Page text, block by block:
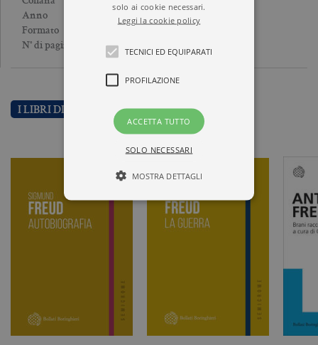
Anno 2012
Formato Brossura
N° di pagine
I LIBRI DI SIGMUND FREUD
solo ai cookie necessari.
Leggi la cookie policy
TECNICI ED EQUIPARATI
PROFILAZIONE
ACCETTA TUTTO
SOLO NECESSARI
MOSTRA DETTAGLI
Tecnici ed equiparati
necessari, consentono la funzionalità
degli utenti e la gestione dell'account. Il
sito Web non può essere utilizzato